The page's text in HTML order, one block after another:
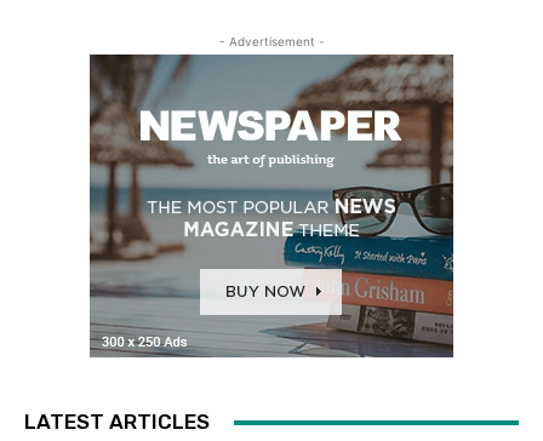
- Advertisement -
LATEST ARTICLES